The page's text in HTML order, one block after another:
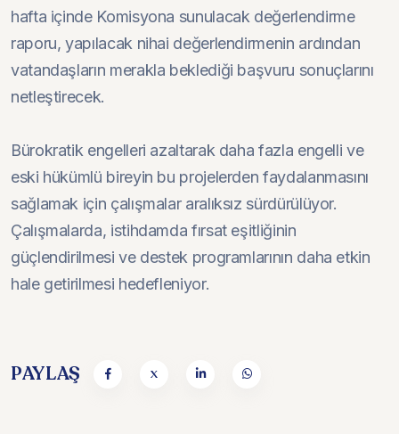
hafta içinde Komisyona sunulacak değerlendirme
raporu, yapılacak nihai değerlendirmenin ardından
vatandaşların merakla beklediği başvuru sonuçlarını
netleştirecek.
Bürokratik engelleri azaltarak daha fazla engelli ve
eski hükümlü bireyin bu projelerden faydalanmasını
sağlamak için çalışmalar aralıksız sürdürülüyor.
Çalışmalarda, istihdamda fırsat eşitliğinin
güçlendirilmesi ve destek programlarının daha etkin
hale getirilmesi hedefleniyor.
PAYLAŞ